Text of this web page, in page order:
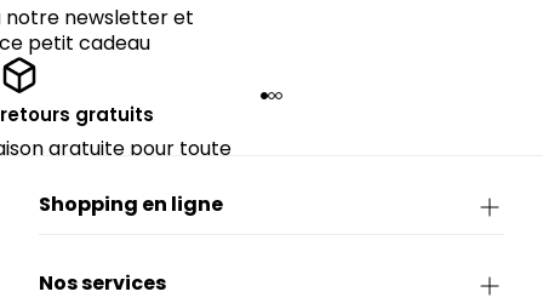
notre newsletter et
petit cadeau
gratuits
gratuite pour toute
Shopping en ligne
Nos services